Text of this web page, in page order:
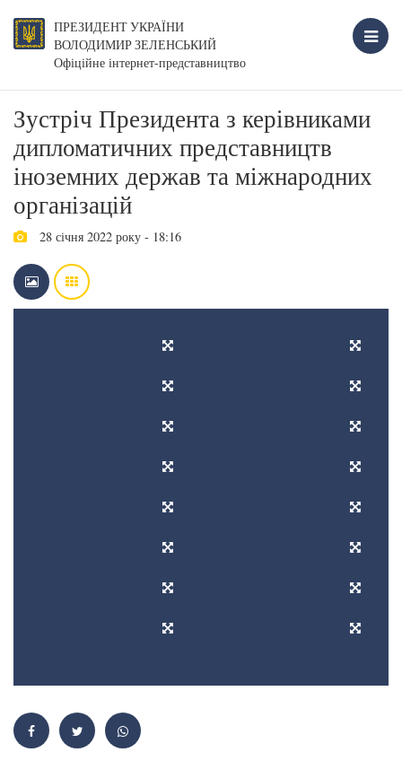
ПРЕЗИДЕНТ УКРАЇНИ
ВОЛОДИМИР ЗЕЛЕНСЬКИЙ
Офіційне інтернет-представництво
Зустріч Президента з керівниками
дипломатичних представництв
іноземних держав та міжнародних
організацій
28 січня 2022 року - 18:16